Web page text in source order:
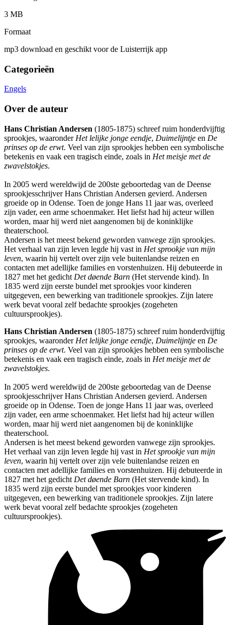
3 MB
Formaat
mp3 download en geschikt voor de Luisterrijk app
Categorieën
Engels
Over de auteur
Hans Christian Andersen (1805-1875) schreef ruim honderdvijftig
sprookjes, waaronder Het lelijke jonge eendje, Duimelijntje en De
prinses op de erwt. Veel van zijn sprookjes hebben een symbolische
betekenis en vaak een tragisch einde, zoals in Het meisje met de
zwavelstokjes.
In 2005 werd wereldwijd de 200ste geboortedag van de Deense
sprookjesschrijver Hans Christian Andersen gevierd. Andersen
groeide op in Odense. Toen de jonge Hans 11 jaar was, overleed
zijn vader, een arme schoenmaker. Het liefst had hij acteur willen
worden, maar hij werd niet aangenomen bij de koninklijke
theaterschool.
Andersen is het meest bekend geworden vanwege zijn sprookjes.
Het verhaal van zijn leven legde hij vast in Het sprookje van mijn
leven, waarin hij vertelt over zijn vele buitenlandse reizen en
contacten met adellijke families en vorstenhuizen. Hij debuteerde in
1827 met het gedicht Det døende Barn (Het stervende kind). In
1835 werd zijn eerste bundel met sprookjes voor kinderen
uitgegeven, een bewerking van traditionele sprookjes. Zijn latere
werk bevat vooral zelf bedachte sprookjes (zogeheten
cultuursprookjes).
Hans Christian Andersen (1805-1875) schreef ruim honderdvijftig
sprookjes, waaronder Het lelijke jonge eendje, Duimelijntje en De
prinses op de erwt. Veel van zijn sprookjes hebben een symbolische
betekenis en vaak een tragisch einde, zoals in Het meisje met de
zwavelstokjes.
In 2005 werd wereldwijd de 200ste geboortedag van de Deense
sprookjesschrijver Hans Christian Andersen gevierd. Andersen
groeide op in Odense. Toen de jonge Hans 11 jaar was, overleed
zijn vader, een arme schoenmaker. Het liefst had hij acteur willen
worden, maar hij werd niet aangenomen bij de koninklijke
theaterschool.
Andersen is het meest bekend geworden vanwege zijn sprookjes.
Het verhaal van zijn leven legde hij vast in Het sprookje van mijn
leven, waarin hij vertelt over zijn vele buitenlandse reizen en
contacten met adellijke families en vorstenhuizen. Hij debuteerde in
1827 met het gedicht Det døende Barn (Het stervende kind). In
1835 werd zijn eerste bundel met sprookjes voor kinderen
uitgegeven, een bewerking van traditionele sprookjes. Zijn latere
werk bevat vooral zelf bedachte sprookjes (zogeheten
cultuursprookjes).